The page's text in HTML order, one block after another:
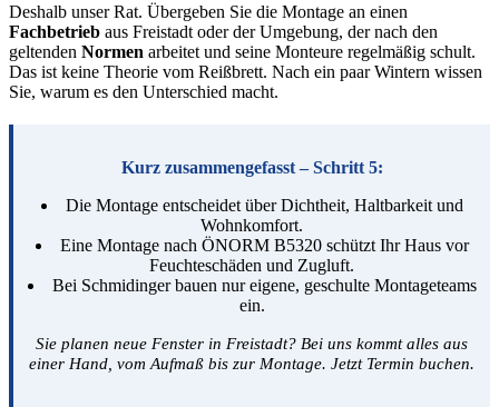
Deshalb unser Rat. Übergeben Sie die Montage an einen
Fachbetrieb aus Freistadt oder der Umgebung, der nach den
geltenden Normen arbeitet und seine Monteure regelmäßig schult.
Das ist keine Theorie vom Reißbrett. Nach ein paar Wintern wissen
Sie, warum es den Unterschied macht.
Kurz zusammengefasst – Schritt 5:
Die Montage entscheidet über Dichtheit, Haltbarkeit und
Wohnkomfort.
Eine Montage nach ÖNORM B5320 schützt Ihr Haus vor
Feuchteschäden und Zugluft.
Bei Schmidinger bauen nur eigene, geschulte Montageteams
ein.
Sie planen neue Fenster in Freistadt? Bei uns kommt alles aus
einer Hand, vom Aufmaß bis zur Montage. Jetzt Termin buchen.